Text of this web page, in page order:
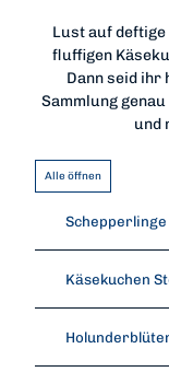
Lust auf
fluffigen
Dann seid ihr
Sammlung
und
Alle öffnen
Schepperlinge
Käsekuchen